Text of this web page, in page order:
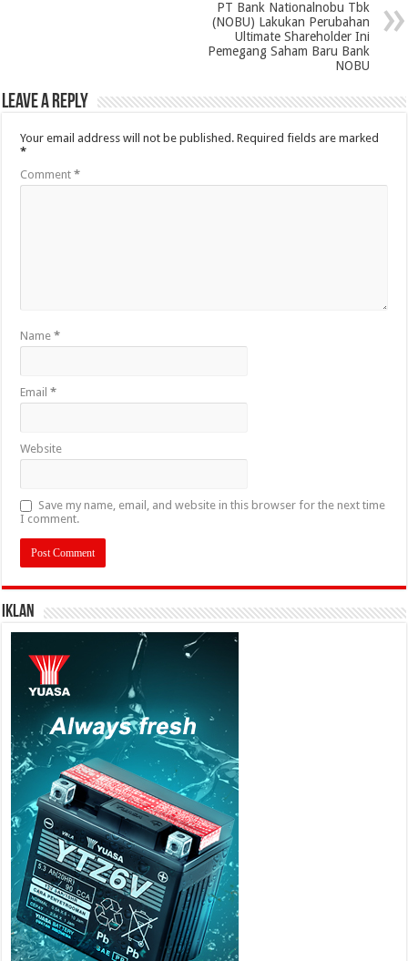
PT Bank Nationalnobu Tbk
(NOBU) Lakukan Perubahan
Ultimate Shareholder Ini
Pemegang Saham Baru Bank
NOBU
Leave a Reply
Your email address will not be published. Required fields are marked
*
Comment*
Name*
Email*
Website
Save my name, email, and website in this browser for the next time
I comment.
IKLAN